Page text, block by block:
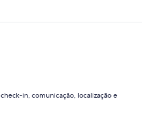
in, comunicação, localização e